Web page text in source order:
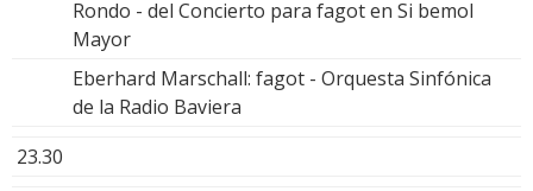
Rondo - del Concierto para fagot en Si bemol
Mayor
Eberhard Marschall: fagot - Orquesta Sinfónica
de la Radio Baviera
23.30